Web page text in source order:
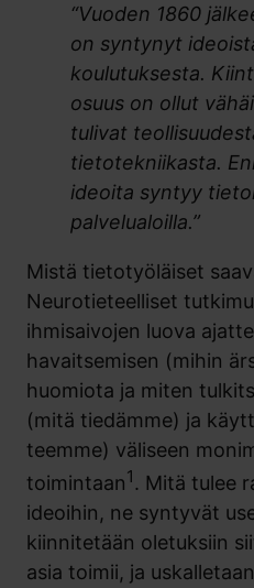
“Vuoden 1860
on syntynyt
koulutuksesta.
osuus on ollut
tulivat
tietotekniikasta.
ideoita syntyy
palvelualoilla.”
Mistä tietotyöläiset
Neurotieteelliset
ihmisaivojen luova
havaitsemisen (mihin
huomiota ja miten
(mitä tiedämme) ja
teemme) väliseen
toimintaan1. Mitä tulee
ideoihin, ne syntyvät
kiinnitetään oletuksiin
asia toimii, ja